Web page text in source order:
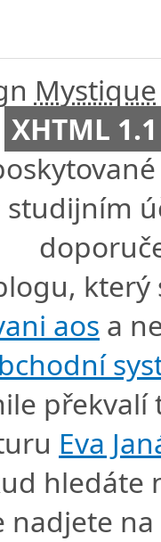
Mystique
XHTML 1.1
aos a
Eva
hledáte
nadjete